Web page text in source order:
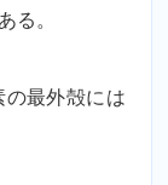
る。
最外殻には